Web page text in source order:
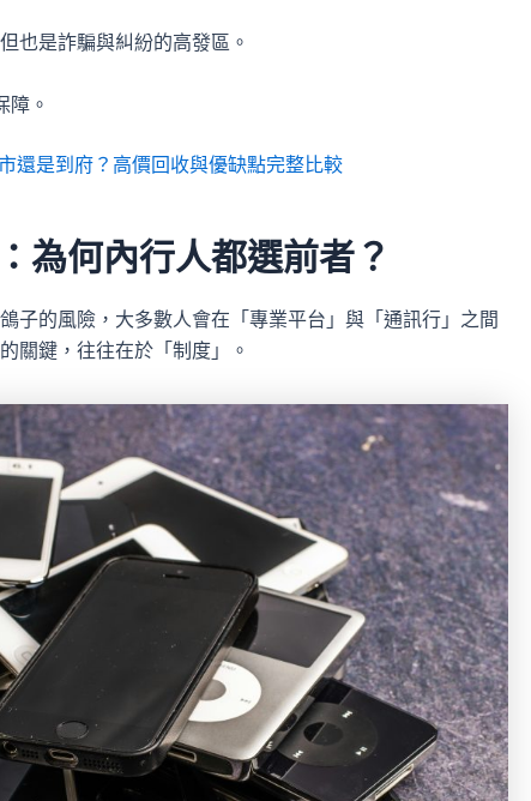
也是詐騙與糾紛的高發區。
障。
還是到府？高價回收與優缺點完整比較
為何內行人都選前者？
子的風險，大多數人會在「專業平台」與「通訊行」之間
的關鍵，往往在於「制度」。